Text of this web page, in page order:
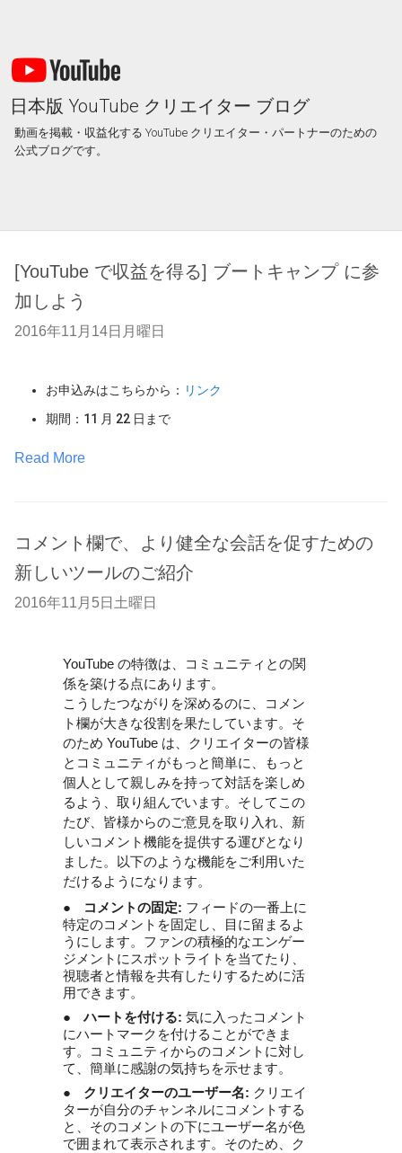
日本版 YouTube クリエイター ブログ
動画を掲載・収益化する YouTube クリエイター・パートナーのための
公式ブログです。
[YouTube で収益を得る] ブートキャンプ に参
加しよう
2016年11月14日月曜日
お申込みはこちらから： リンク
期間：11 月 22 日まで
Read More
コメント欄で、より健全な会話を促すための
新しいツールのご紹介
2016年11月5日土曜日
YouTube の特徴は、コミュニティとの関
係を築ける点にあります。
こうしたつながりを深めるのに、コメン
ト欄が大きな役割を果たしています。そ
のため YouTube は、クリエイターの皆様
とコミュニティがもっと簡単に、もっと
個人として親しみを持って対話を楽しめ
るよう、取り組んでいます。そしてこの
たび、皆様からのご意見を取り入れ、新
しいコメント機能を提供する運びとなり
ました。以下のような機能をご利用いた
だけるようになります。
●
コメントの固定: フィードの一番上に
特定のコメントを固定し、目に留まるよ
うにします。ファンの積極的なエンゲー
ジメントにスポットライトを当てたり、
視聴者と情報を共有したりするために活
用できます。
●
ハートを付ける: 気に入ったコメント
にハートマークを付けることができま
す。コミュニティからのコメントに対し
て、簡単に感謝の気持ちを示せます。
●
クリエイターのユーザー名: クリエイ
ターが自分のチャンネルにコメントする
と、そのコメントの下にユーザー名が色
で囲まれて表示されます。そのため、ク